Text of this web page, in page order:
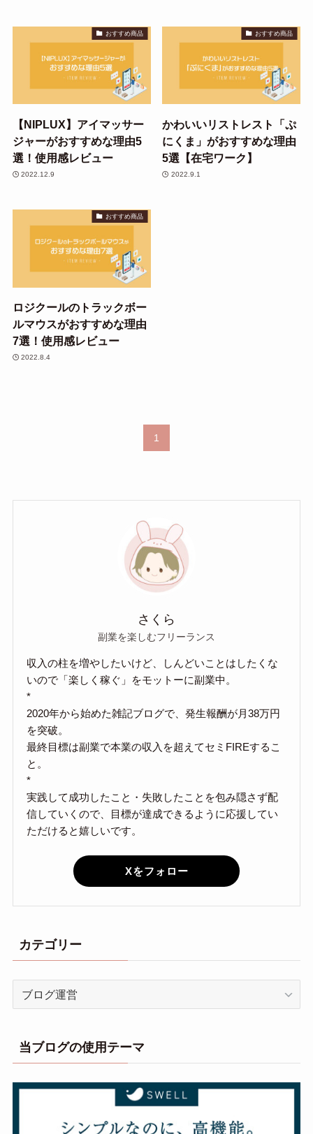
おすすめ商品
【NIPLUX】アイマッサー
ジャーがおすすめな理由5
選！使用感レビュー
2022.12.9
おすすめ商品
かわいいリストレスト「ぷ
にくま」がおすすめな理由
5選【在宅ワーク】
2022.9.1
おすすめ商品
ロジクールのトラックボー
ルマウスがおすすめな理由
7選！使用感レビュー
2022.8.4
1
さくら
副業を楽しむフリーランス
収入の柱を増やしたいけど、しんどいことはしたくな
いので「楽しく稼ぐ」をモットーに副業中。
*
2020年から始めた雑記ブログで、発生報酬が月38万円
を突破。
最終目標は副業で本業の収入を超えてセミFIREするこ
と。
*
実践して成功したこと・失敗したことを包み隠さず配
信していくので、目標が達成できるように応援してい
ただけると嬉しいです。
Xをフォロー
カテゴリー
リ
当ブログの使用テーマ